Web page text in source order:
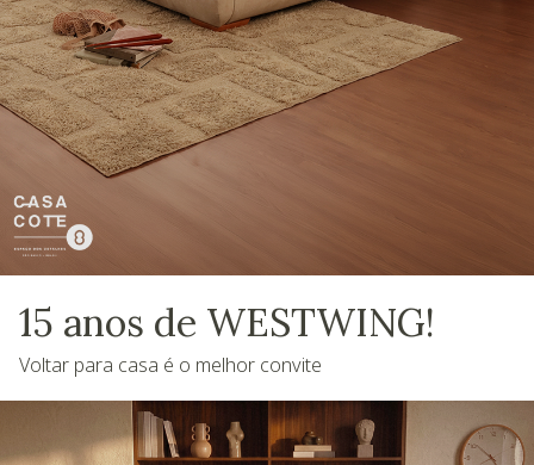
15 anos de WESTWING!
Voltar para casa é o melhor convite